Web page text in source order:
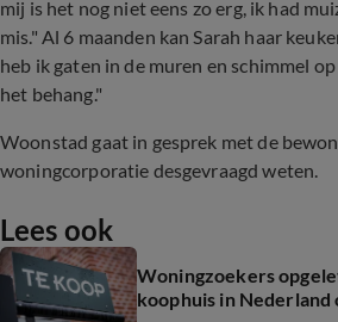
mij is het nog niet eens zo erg, ik had
mis." Al 6 maanden kan Sarah haar
heb ik gaten in de muren en schimmel
het behang."
Woonstad gaat in gesprek met de
woningcorporatie desgevraagd weten.
Lees ook
Woningzoekers
koophuis in Nederland